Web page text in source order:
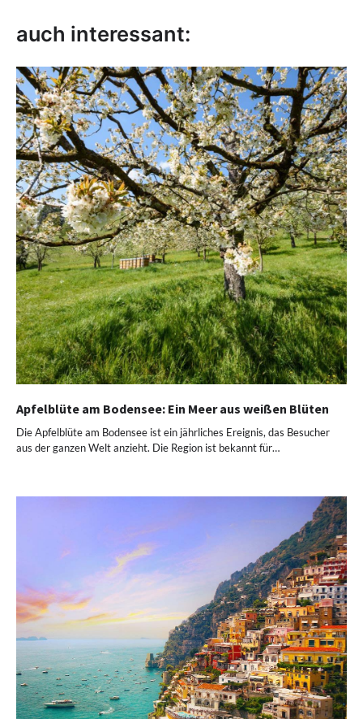
auch interessant:
Apfelblüte am Bodensee: Ein Meer aus weißen Blüten
Die Apfelblüte am Bodensee ist ein jährliches Ereignis, das Besucher
aus der ganzen Welt anzieht. Die Region ist bekannt für…